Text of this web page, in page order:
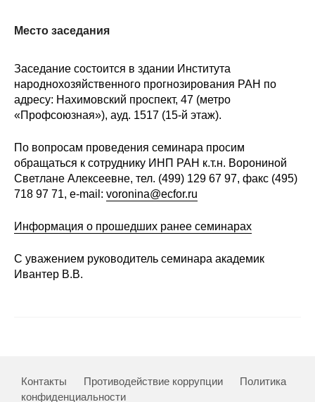
Общие требования
Стандарты оформления
Семинары
Энергетический семинар
Российско-французский семинар
ЦДУ
Материалы
Место заседания
Заседание состоится в здании Института
народнохозяйственного прогнозирования РАН по
адресу: Нахимовский проспект, 47 (метро
«Профсоюзная»), ауд. 1517 (15-й этаж).
По вопросам проведения семинара просим
обращаться к сотруднику ИНП РАН к.т.н. Ворониной
Светлане Алексеевне, тел. (499) 129 67 97, факс (495)
718 97 71, e-mail: voronina@ecfor.ru
Информация о прошедших ранее семинарах
С уважением руководитель семинара академик
Ивантер В.В.
Контакты Противодействие коррупции
Политика
конфиденциальности